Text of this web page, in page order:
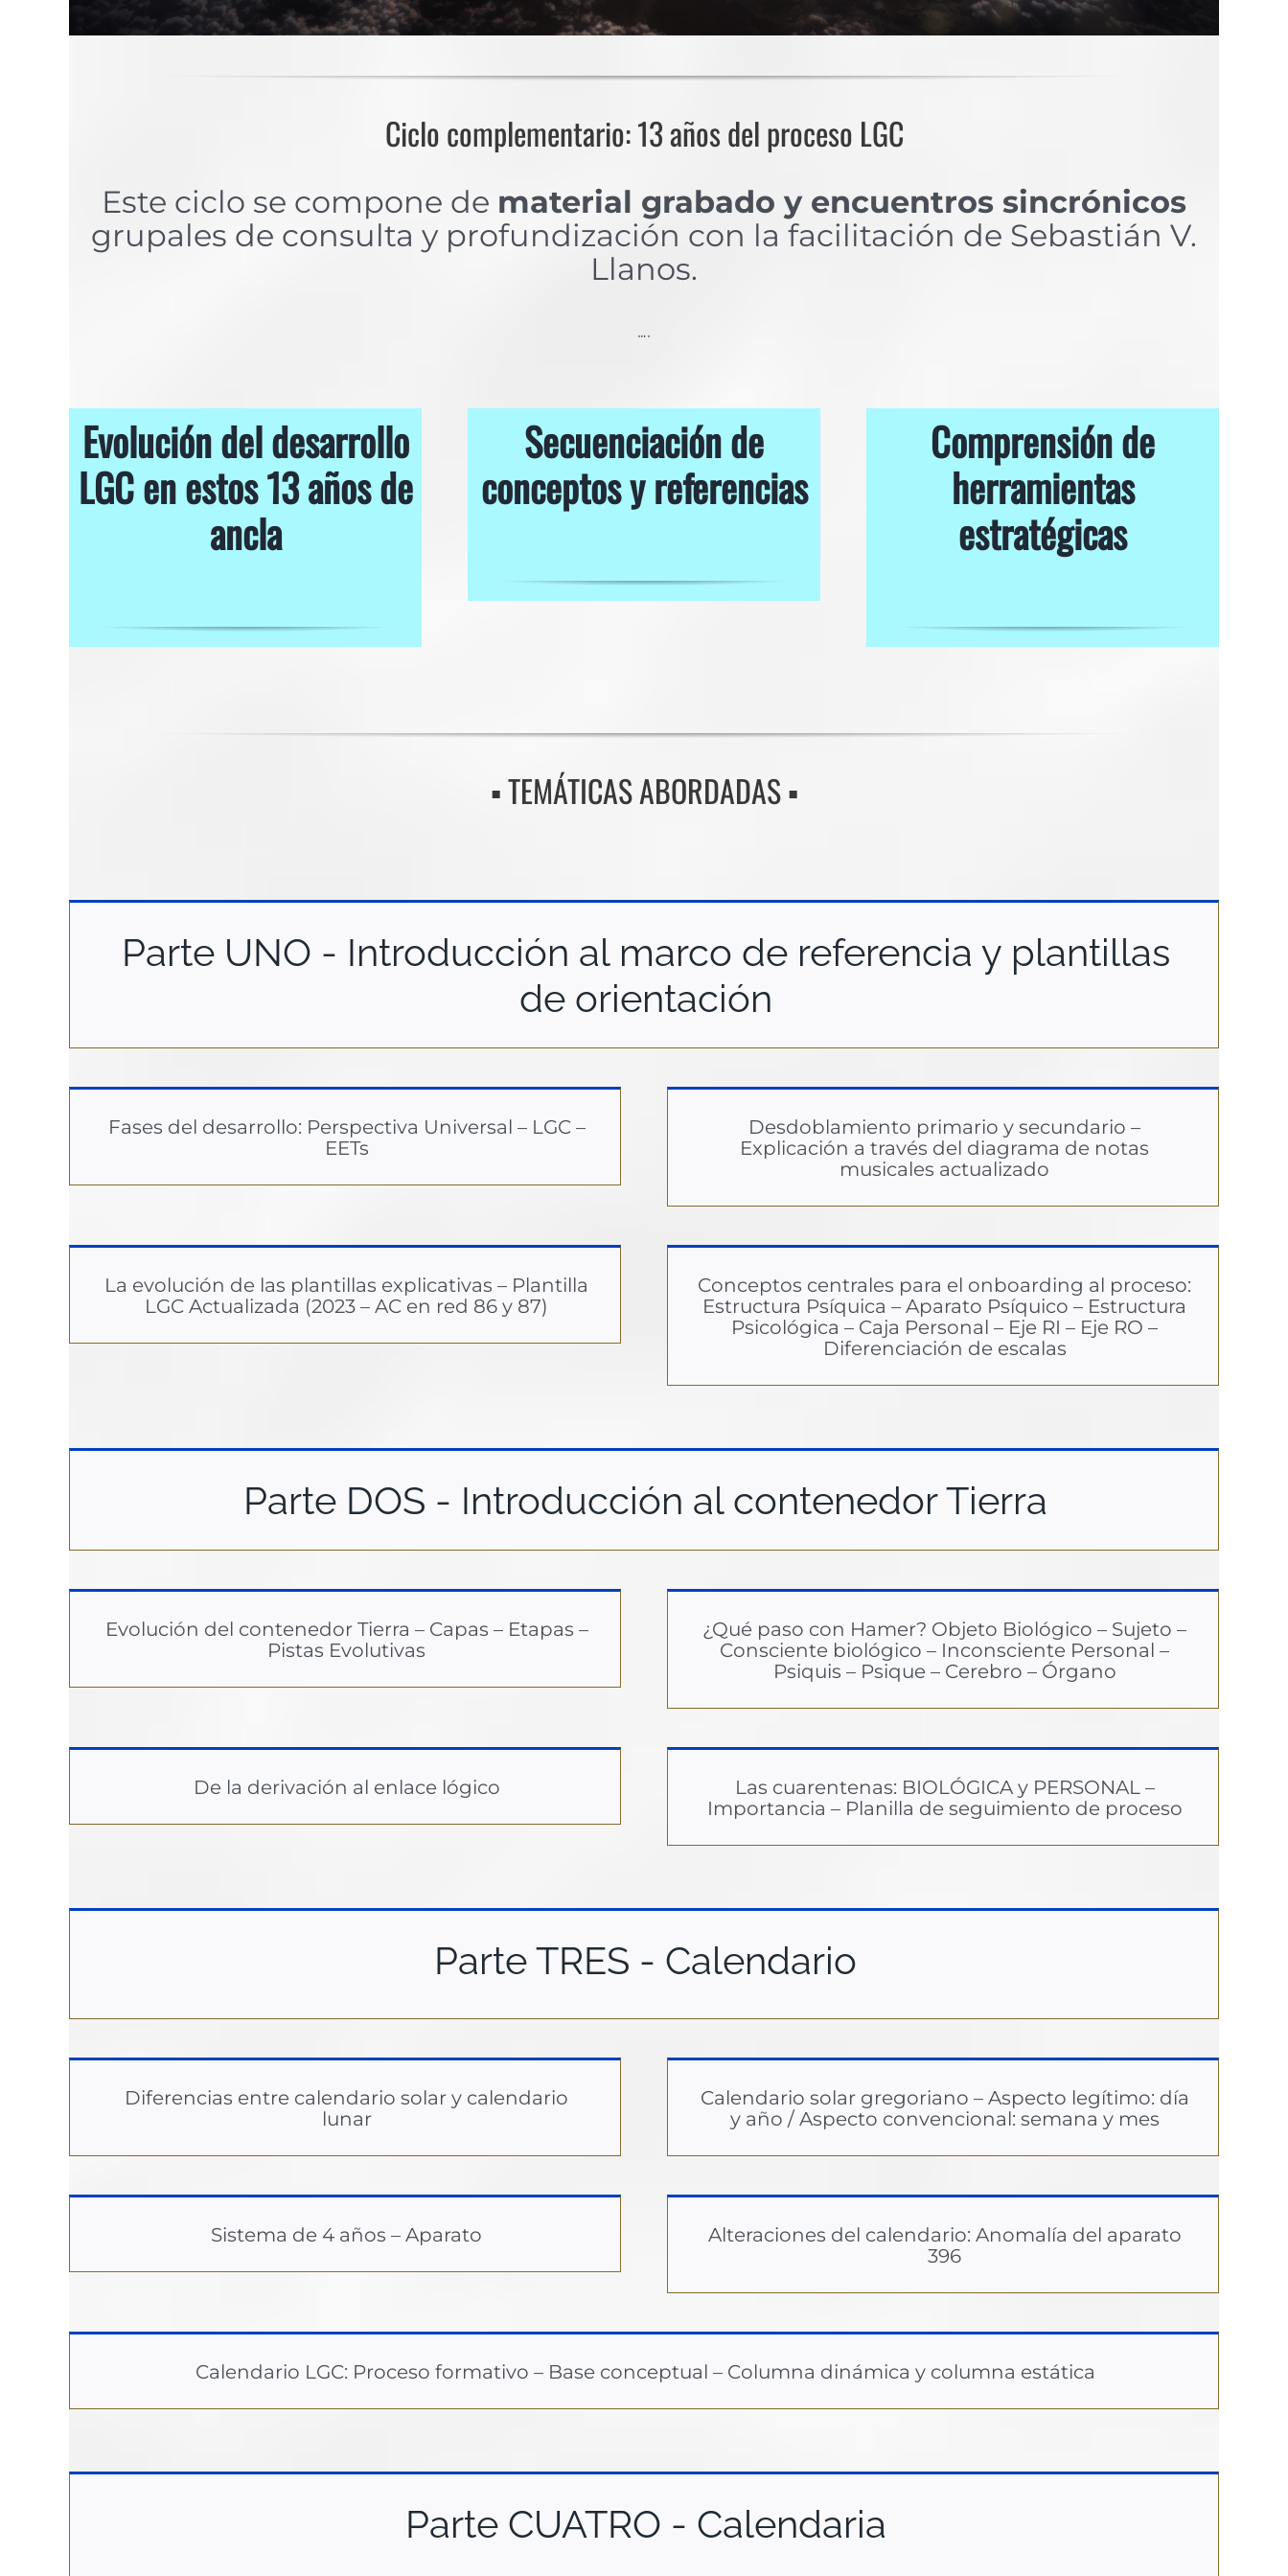
Ciclo complementario: 13 años del proceso LGC
Este ciclo se compone de material grabado y encuentros sincrónicos
grupales de consulta y profundización con la facilitación de Sebastián V.
Llanos.
….
Evolución del desarrollo
LGC en estos 13 años de
ancla
Secuenciación de
conceptos y referencias
Comprensión de
herramientas
estratégicas
▪️ TEMÁTICAS ABORDADAS ▪️
Parte UNO - Introducción al marco de referencia y plantillas
de orientación
Fases del desarrollo: Perspectiva Universal – LGC –
EETs
Desdoblamiento primario y secundario –
Explicación a través del diagrama de notas
musicales actualizado
La evolución de las plantillas explicativas – Plantilla
LGC Actualizada (2023 – AC en red 86 y 87)
Conceptos centrales para el onboarding al proceso:
Estructura Psíquica – Aparato Psíquico – Estructura
Psicológica – Caja Personal – Eje RI – Eje RO –
Diferenciación de escalas
Parte DOS - Introducción al contenedor Tierra
Evolución del contenedor Tierra – Capas – Etapas –
Pistas Evolutivas
¿Qué paso con Hamer? Objeto Biológico – Sujeto –
Consciente biológico – Inconsciente Personal –
Psiquis – Psique – Cerebro – Órgano
De la derivación al enlace lógico
Las cuarentenas: BIOLÓGICA y PERSONAL –
Importancia – Planilla de seguimiento de proceso
Parte TRES - Calendario
Diferencias entre calendario solar y calendario
lunar
Calendario solar gregoriano – Aspecto legítimo: día
y año / Aspecto convencional: semana y mes
Sistema de 4 años – Aparato
Alteraciones del calendario: Anomalía del aparato
396
Calendario LGC: Proceso formativo – Base conceptual – Columna dinámica y columna estática
Parte CUATRO - Calendaria